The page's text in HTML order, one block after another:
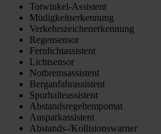
Totwinkel-Assistent
Müdigkeitserkennung
Verkehrszeichenerkennung
Regensensor
Fernlichtassistent
Lichtsensor
Notbremsassistent
Berganfahrassistent
Spurhalteassistent
Abstandsregeltempomat
Ausparkassistent
Abstands-/Kollisionswarner